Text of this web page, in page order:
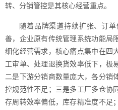
转、分销管控是其核心经营重点。
随着品牌渠道持续扩张、订
善，企业原有传统管理系统功能局
细化经营需求，核心痛点集中在四
工审单、处理退换货效率低下，极
二是下游分销商数量庞大，各分销
控规范性不足；三是多工厂多仓协
存周转效率偏低，库存精准度不足